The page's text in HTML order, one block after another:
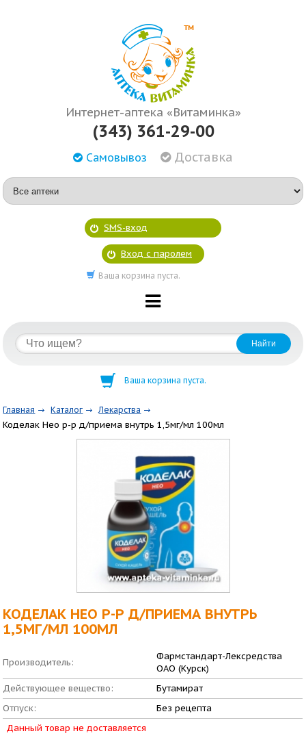
Интернет-аптека «Витаминка»
(343) 361-29-00
Самовывоз Доставка
SMS-вход
Вход с паролем
Ваша корзина пуста.
Ваша корзина пуста.
Главная Каталог Лекарства
Коделак Нео р-р д/приема внутрь 1,5мг/мл 100мл
КОДЕЛАК НЕО Р-Р Д/ПРИЕМА ВНУТРЬ
1,5МГ/МЛ 100МЛ
Производитель:
Фармстандарт-Лексредства
ОАО (Курск)
Действующее вещество:
Бутамират
Отпуск:
Без рецепта
Данный товар не доставляется